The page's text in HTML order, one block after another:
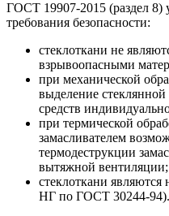
ГОСТ 19907-2015 (раздел 8)
требования безопасности:
стеклоткани не
взрывоопасными
при механической
выделение
средств
при термической
замасливателем
термодеструкции
вытяжной вентиляции;
стеклоткани
НГ по ГОСТ 30244-94).